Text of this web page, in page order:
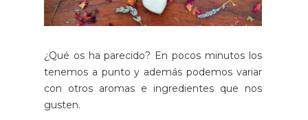
¿Qué os ha parecido? En pocos minutos los
tenemos a punto y además podemos variar
con otros aromas e ingredientes que nos
gusten.